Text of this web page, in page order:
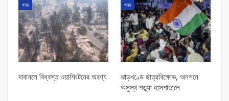
খবর
দাবানলে বিধ্বস্ত ওয়াশিংটনের অরণ্য
খবর
ঝাড়খণ্ডে ছাত্রবিক্ষোভ, অনশনে
অসুস্থ পড়ুয়া হাসপাতালে